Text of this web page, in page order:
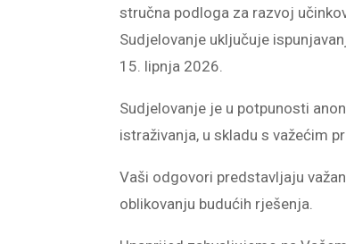
stručna podloga za razvoj
Sudjelovanje uključuje
15. lipnja 2026.
Sudjelovanje je u potpunosti
istraživanja, u skladu s važećim
Vaši odgovori predstavljaju
oblikovanju budućih rješenja.